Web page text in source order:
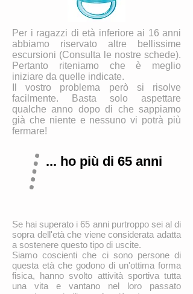
Per i ragazzi di età inferiore ai 16 anni
abbiamo riservato altre bellissime
escursioni (Consulta le nostre schede).
Pertanto riteniamo che è meglio
iniziare da quelle indicate.
Il vostro problema però si risolve
facilmente. Basta solo aspettare
qualche anno dopo di che sappiamo
già che niente e nessuno vi potrà più
fermare!
... ho più di 65 anni
Se hai superato i 65 anni purtroppo sei al di
sopra dell'età che viene considerata adatta
a sostenere questo tipo di uscite.
Siamo coscienti che ci sono persone di
questa età che godono di un'ottima forma
fisica, hanno svolto attività sportiva tutta
una vita e vantano nel loro passato